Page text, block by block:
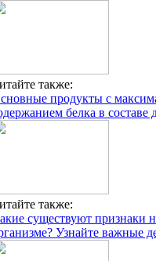
также:
продукты с
белка в составе
также:
существуют признаки
Узнайте важные